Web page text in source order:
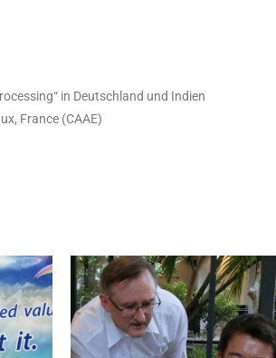
in Deutschland und Indien
France (CAAE)